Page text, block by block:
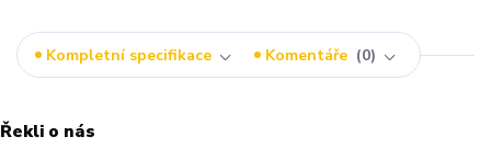
Kompletní specifikace Komentáře 0
Řekli o nás